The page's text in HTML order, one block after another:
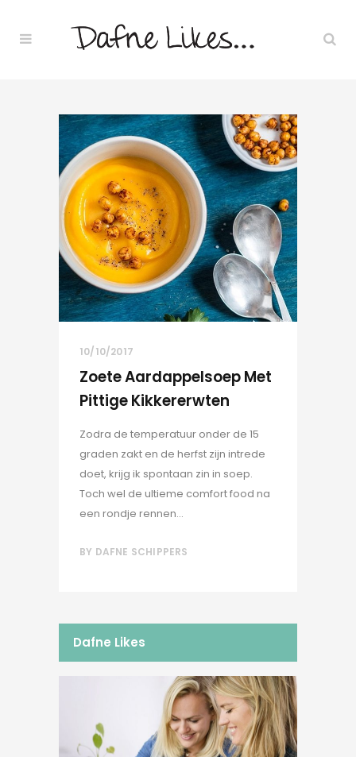
10/10/2017
Zoete Aardappelsoep Met
Pittige Kikkererwten
Zodra de temperatuur onder de 15
graden zakt en de herfst zijn intrede
doet, krijg ik spontaan zin in soep.
Toch wel de ultieme comfort food na
een rondje rennen...
BY DAFNE SCHIPPERS
Dafne Likes